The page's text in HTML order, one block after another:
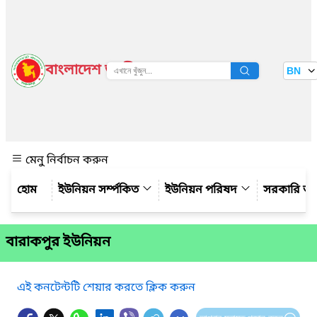
বাংলাদেশ জাতীয় তথ্য বাতায়ন BN
মেনু নির্বাচন করুন
ইউনিয়ন সর্ম্পকিত
ইউনিয়ন পরিষদ সরকারি
বারাকপুর ইউনিয়ন
এই কনটেন্টটি শেয়ার করতে ক্লিক করুন